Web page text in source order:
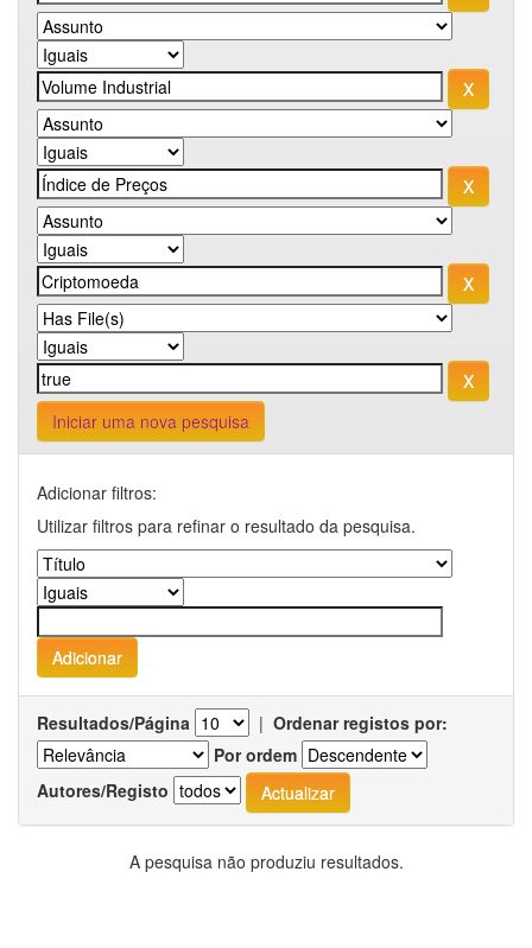
Iniciar uma nova pesquisa
Adicionar filtros:
Utilizar filtros para refinar o resultado da pesquisa.
Resultados/Página | Ordenar registos por:
Por ordem
Autores/Registo
A pesquisa não produziu resultados.